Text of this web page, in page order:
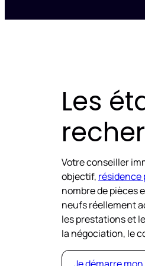
Les
Votre conseiller
objectif, résidence
nombre de pièces
neufs réellement
les prestations et
la négociation, le